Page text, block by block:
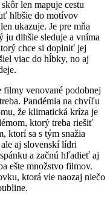
len mapuje cestu
hlbšie do motívov
ukazuje. Je pre mňa
ju dlhšie sleduje a vníma
chce si doplniť jej
viac do hĺbky, no aj
filmy venované podobnej
Pandémia na chvíľu
že klimatická kríza je
ktorý treba riešiť
ktorí sa s tým snažia
aj slovenskí lídri
a začnú hľadieť aj
ešte množstvo filmov.
ktorá vie naozaj niečo